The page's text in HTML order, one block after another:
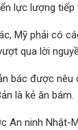
lực lượng
Mỹ phải có
qua lời
bác được
là kẻ ăn bám.
An ninh Nhật-